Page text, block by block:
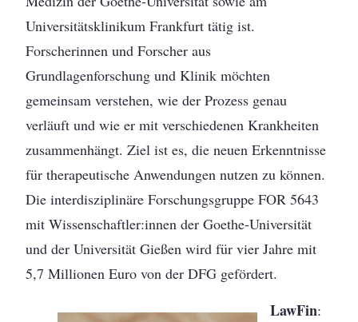
Universitätsklinikum Frankfurt tätig ist.
Forscherinnen und Forscher aus
Grundlagenforschung und Klinik möchten
gemeinsam verstehen, wie der Prozess genau
verläuft und wie er mit verschiedenen Krankheiten
zusammenhängt. Ziel ist es, die neuen Erkenntnisse
für therapeutische Anwendungen nutzen zu können.
Die interdisziplinäre Forschungsgruppe FOR 5643
mit Wissenschaftler:innen der Goethe-Universität
und der Universität Gießen wird für vier Jahre mit
5,7 Millionen Euro von der DFG gefördert.
LawFin: